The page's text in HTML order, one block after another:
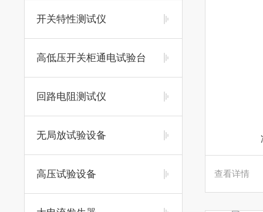
开关特性测试仪
高低压开关柜通电试验台
回路电阻测试仪
无局放试验设备
高压试验设备 查看详情